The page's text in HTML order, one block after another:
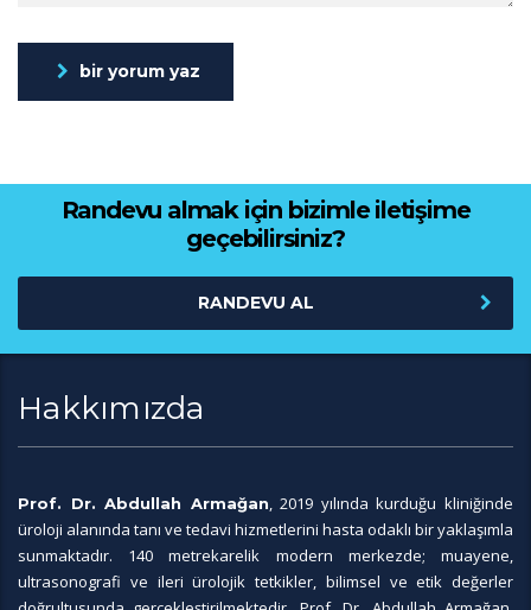
bir yorum yaz
Randevu almak için bizimle iletişime
geçebilirsiniz?
RANDEVU AL
Hakkımızda
Prof. Dr. Abdullah Armağan, 2019 yılında kurduğu kliniğinde
üroloji alanında tanı ve tedavi hizmetlerini hasta odaklı bir yaklaşımla
sunmaktadır. 140 metrekarelik modern merkezde; muayene,
ultrasonografi ve ileri ürolojik tetkikler, bilimsel ve etik değerler